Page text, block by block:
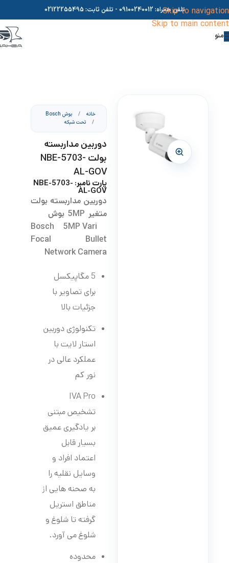
Skip to navigation
Skip to main content
تلفن همراه: 09100240012 - تلفن ثابت: 02122255495
منو
خانه /
بوش Bosch
/
تحت شبکه
دوربین مداربسته
بولت NBE-5703-
AL-GOV
پارت نامبر: NBE-5703-
AL-GOV
دوربین مداربسته بولت
متغیر 5MP بوش
Bosch 5MP Vari
Focal Bullet
Network Camera
5 مگاپیکسل
برای تصاویر با
جزئیات بالا
تکنولوژی دوربین
استار لایت با
عملکرد عالی در
نور کم
IVA Pro
تشخیص مبتنی
بر یادگیری عمیق
بسیار قابل
اعتماد افراد و
وسایل نقلیه را
به صحنه هایی از
مناطق استریل
گرفته تا شلوغ و
شلوغ می آورد.
محدوده